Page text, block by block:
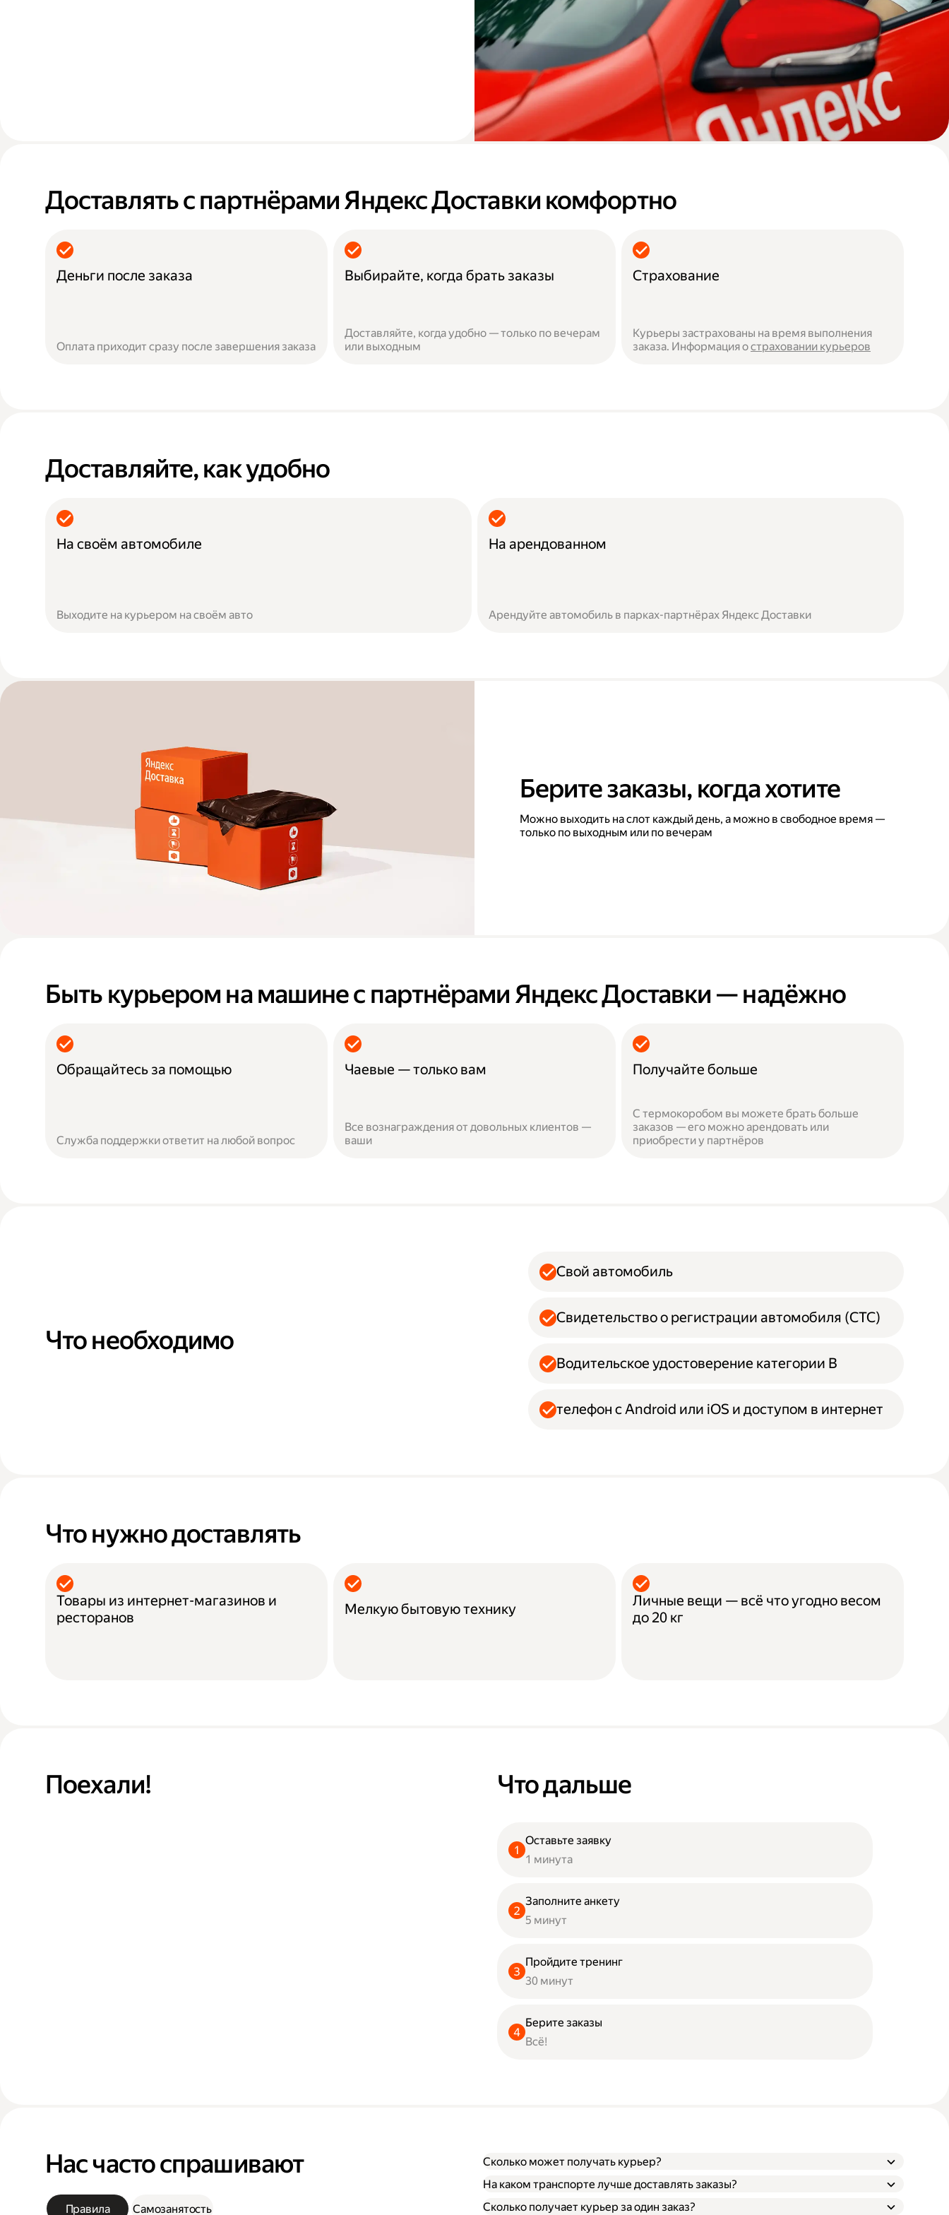
Доставлять с партнёрами Яндекс Доставки комфортно
Деньги после заказа
Оплата приходит сразу после завершения заказа
Выбирайте, когда брать заказы
Доставляйте, когда удобно — только по вечерам
или выходным
Страхование
Курьеры застрахованы на время выполнения
заказа. Информация остраховании курьеров
Доставляйте, как удобно
На своём автомобиле
Выходите на курьером на своём авто
На арендованном
Арендуйте автомобиль в парках-партнёрах Яндекс Доставки
Берите заказы, когда хотите
Можно выходить на слот каждый день, а можно в свободное время —
только по выходным или по вечерам
Быть курьером на машине с партнёрами Яндекс Доставки — надёжно
Обращайтесь за помощью
Служба поддержки ответит на любой вопрос
Чаевые — только вам
Все вознаграждения от довольных клиентов —
ваши
Получайте больше
С термокоробом вы можете брать больше
заказов — его можно арендовать или
приобрести у партнёров
Что необходимо
Свой автомобиль
Свидетельство о регистрации автомобиля (СТС)
Водительское удостоверение категории B
телефон с Android или iOS и доступом в интернет
Что нужно доставлять
Товары из интернет-магазинов и
ресторанов
Мелкую бытовую технику
Личные вещи — всё что угодно весом
до 20 кг
Поехали! Что дальше
Оставьте заявку
1 минута
Заполните анкету
5 минут
Пройдите тренинг
30 минут
Берите заказы
Всё!
Нас часто спрашивают
Правила Самозанятость
Сколько может получать курьер?
На каком транспорте лучше доставлять заказы?
Сколько получает курьер за один заказ?